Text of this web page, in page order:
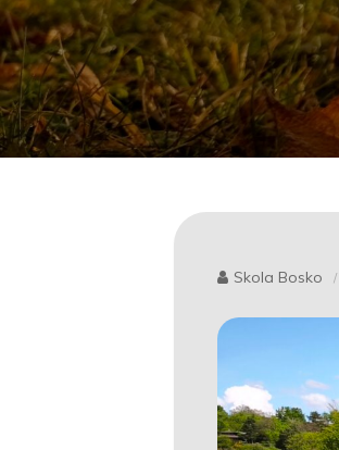
Skola Bosko